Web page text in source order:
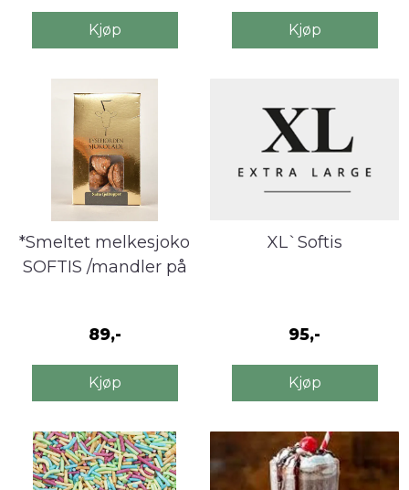
Kjøp Kjøp
*Smeltet melkesjoko
SOFTIS /mandler på
89,-
Kjøp
XL`Softis
95,-
Kjøp